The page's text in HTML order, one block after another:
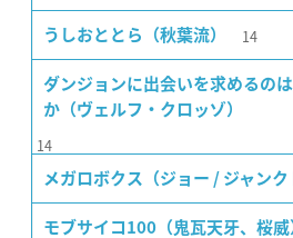
うしおととら（秋葉流） 14
ダンジョンに出会いを求めるの
か（ヴェルフ・クロッゾ）
14
メガロボクス（ジョー / ジャンク
モブサイコ100（鬼瓦天牙、桜威